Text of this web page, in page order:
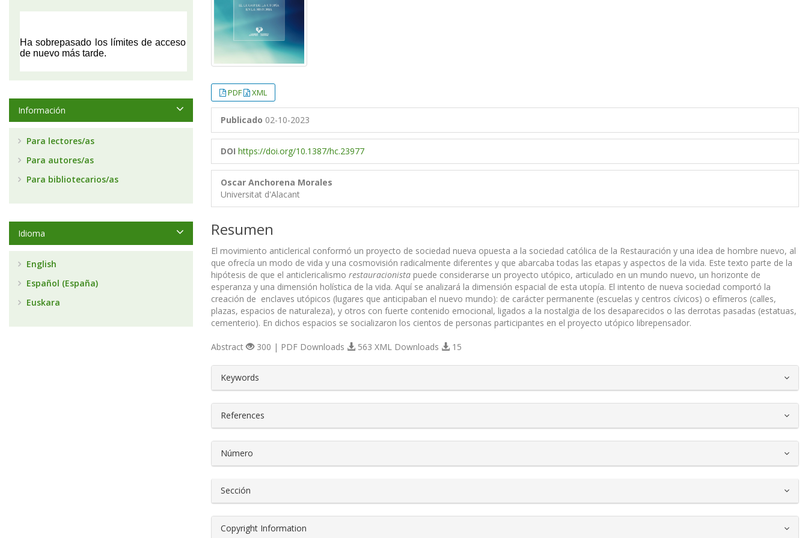
PDF XML
Publicado 02-10-2023
DOI https://doi.org/10.1387/hc.23977
Oscar Anchorena Morales
Universitat d'Alacant
Resumen
El movimiento anticlerical conformó un proyecto de sociedad nueva opuesta a la sociedad católica de la Restauración y una idea de hombre nuevo, al
que ofrecía un modo de vida y una cosmovisión radicalmente diferentes y que abarcaba todas las etapas y aspectos de la vida. Este texto parte de la
hipótesis de que el anticlericalismo restauracionista puede considerarse un proyecto utópico, articulado en un mundo nuevo, un horizonte de
esperanza y una dimensión holística de la vida. Aquí se analizará la dimensión espacial de esta utopía. El intento de nueva sociedad comportó la
creación de enclaves utópicos (lugares que anticipaban el nuevo mundo): de carácter permanente (escuelas y centros cívicos) o efímeros (calles,
plazas, espacios de naturaleza), y otros con fuerte contenido emocional, ligados a la nostalgia de los desaparecidos o las derrotas pasadas (estatuas,
cementerio). En dichos espacios se socializaron los cientos de personas participantes en el proyecto utópico librepensador.
Abstract 300 | PDF Downloads 563 XML Downloads 15
##plugins.themes.bootstrap3.article.details##
Keywords
References
Número
Sección
Copyright Information
Información
Para lectores/as
Para autores/as
Para bibliotecarios/as
Idioma
English
Español (España)
Euskara